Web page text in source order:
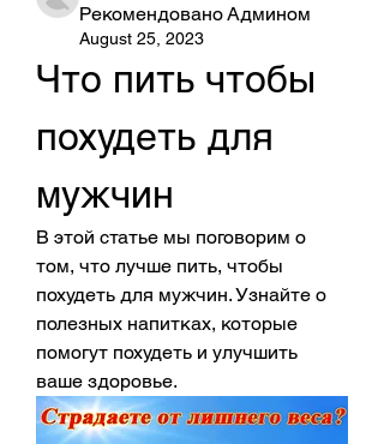
Рекомендовано Админом
August 25, 2023
Что пить чтобы
похудеть для
мужчин
В этой статье мы поговорим о
том, что лучше пить, чтобы
похудеть для мужчин. Узнайте о
полезных напитках, которые
помогут похудеть и улучшить
ваше здоровье.